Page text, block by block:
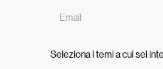
Seleziona i temi a cui sei